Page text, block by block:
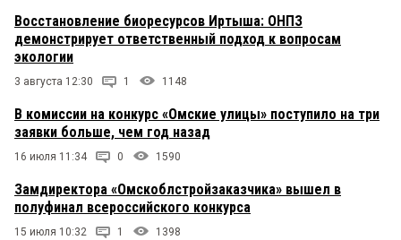
Восстановление биоресурсов Иртыша: ОНПЗ
демонстрирует ответственный подход к вопросам
экологии
3 августа 12:30 1 1148
В комиссии на конкурс «Омские улицы» поступило на три
заявки больше, чем год назад
16 июля 11:34 0 1590
Замдиректора «Омскоблстройзаказчика» вышел в
полуфинал всероссийского конкурса
15 июля 10:32 1 1398